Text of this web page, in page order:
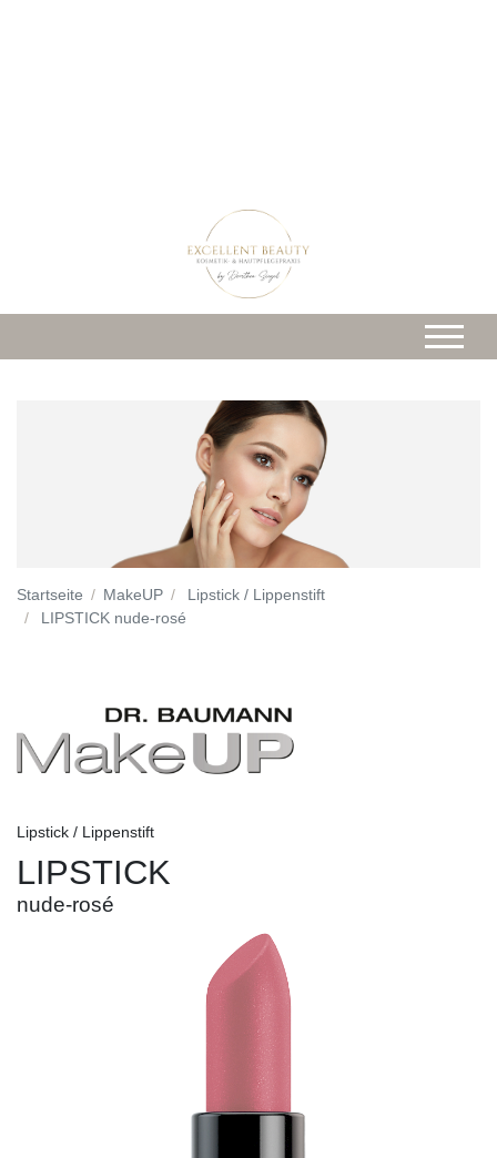
Startseite MakeUP
Lipstick / Lippenstift
LIPSTICK nude-rosé
Lipstick / Lippenstift
LIPSTICK
nude-rosé